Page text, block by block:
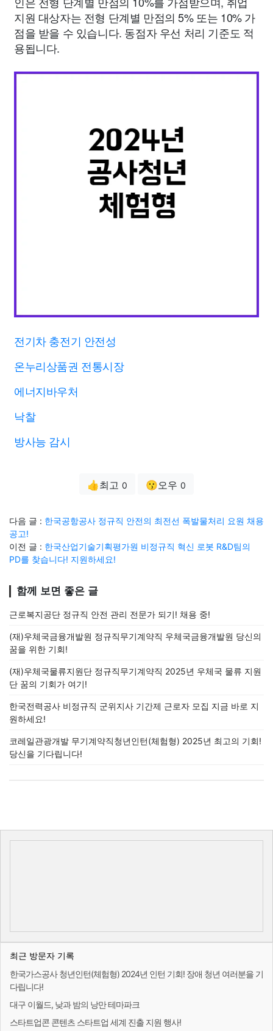
지원 대상자는 전형 단계별 만점의 5% 또는 10% 가
점을 받을 수 있습니다. 동점자 우선 처리 기준도 적
용됩니다.
전기차 충전기 안전성
온누리상품권 전통시장
에너지바우처
낙찰
방사능 감시
👍최고 0 😗오우 0
다음 글 : 한국공항공사 정규직 안전의 최전선 폭발물처리 요원 채용
공고!
이전 글 : 한국산업기술기획평가원 비정규직 혁신 로봇 R&D팀의
PD를 찾습니다! 지원하세요!
함께 보면 좋은 글
근로복지공단 정규직 안전 관리 전문가 되기! 채용 중!
(재)우체국금융개발원 정규직무기계약직 우체국금융개발원 당신의
꿈을 위한 기회!
(재)우체국물류지원단 정규직무기계약직 2025년 우체국 물류 지원
단 꿈의 기회가 여기!
한국전력공사 비정규직 군위지사 기간제 근로자 모집 지금 바로 지
원하세요!
코레일관광개발 무기계약직청년인턴(체험형) 2025년 최고의 기회!
당신을 기다립니다!
최근 방문자 기록
한국가스공사 청년인턴(체험형) 2024년 인턴 기회! 장애 청년 여러분을 기
다립니다!
대구 이월드, 낮과 밤의 낭만 테마파크
스타트업콘 콘텐츠 스타트업 세계 진출 지원 행사!